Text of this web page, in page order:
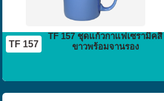
TF 157
TF 157 ชุดแก้วกาแฟเซรามิคสี
ขาวพร้อมจานรอง